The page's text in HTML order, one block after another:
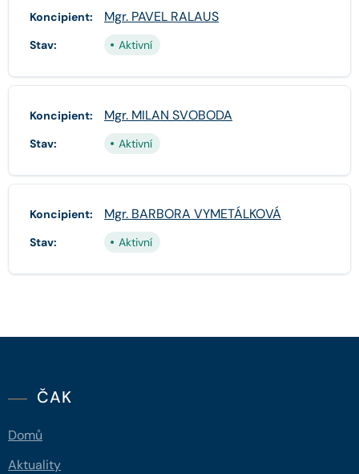
Koncipient: Mgr. PAVEL RALAUS
Stav: Aktivní
Koncipient: Mgr. MILAN SVOBODA
Stav: Aktivní
Koncipient: Mgr. BARBORA VYMETÁLKOVÁ
Stav: Aktivní
ČAK
Domů
Aktuality